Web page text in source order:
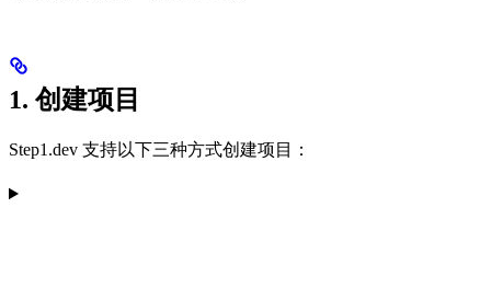
1. 创建项目
Step1.dev 支持以下三种方式创建项目：